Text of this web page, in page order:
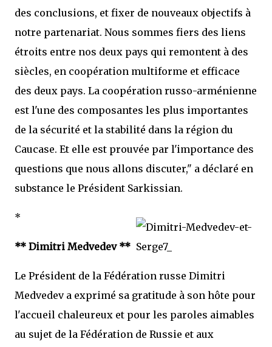
des conclusions, et fixer de nouveaux objectifs à
notre partenariat. Nous sommes fiers des liens
étroits entre nos deux pays qui remontent à des
siècles, en coopération multiforme et efficace
des deux pays. La coopération russo-arménienne
est l'une des composantes les plus importantes
de la sécurité et la stabilité dans la région du
Caucase. Et elle est prouvée par l'importance des
questions que nous allons discuter," a déclaré en
substance le Président Sarkissian.
*
** Dimitri Medvedev **
Le Président de la Fédération russe Dimitri
Medvedev a exprimé sa gratitude à son hôte pour
l'accueil chaleureux et pour les paroles aimables
au sujet de la Fédération de Russie et aux